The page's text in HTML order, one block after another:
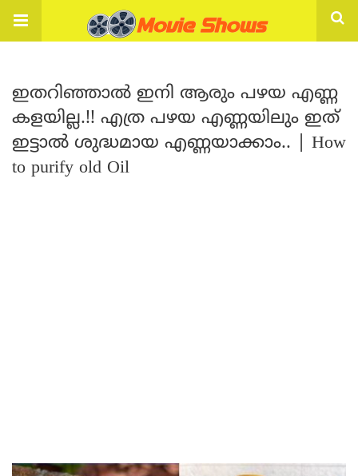
ഇതറിഞ്ഞാൽ ഇനി ആരും പഴയ എണ്ണ
കളയില്ല.!! എത്ര പഴയ എണ്ണയിലും ഇത്
ഇട്ടാൽ ശുദ്ധമായ എണ്ണയാക്കാം.. | How
to purify old Oil